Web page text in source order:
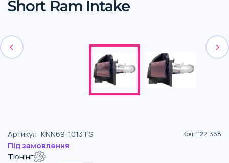
Short Ram Intake
Артикул: KNN69-1013TS Код:1122-368
Під замовлення
Тюнінг